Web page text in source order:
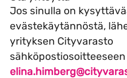
Jos sinulla on
evästekäytännöstä,
yrityksen Cityvarasto
sähköpostiosoitteeseen